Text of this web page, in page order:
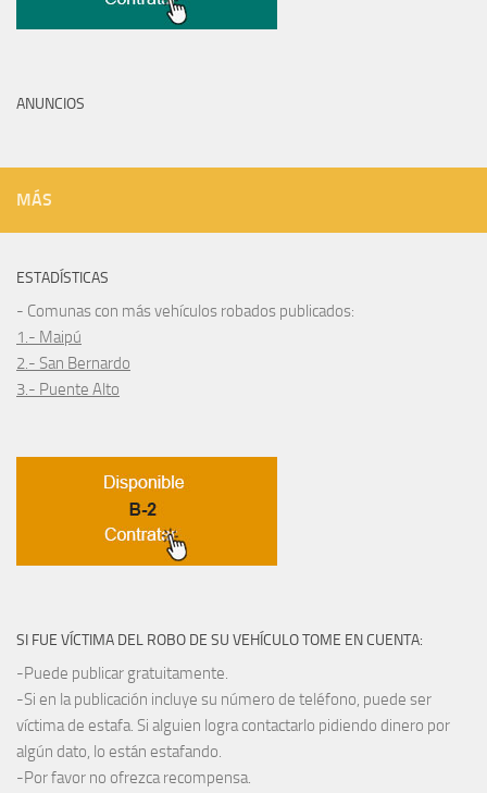
ANUNCIOS
MÁS
ESTADÍSTICAS
- Comunas con más vehículos robados publicados:
1.- Maipú
2.- San Bernardo
3.- Puente Alto
SI FUE VÍCTIMA DEL ROBO DE SU VEHÍCULO TOME EN CUENTA:
-Puede publicar gratuitamente.
-Si en la publicación incluye su número de teléfono, puede ser
víctima de estafa. Si alguien logra contactarlo pidiendo dinero por
algún dato, lo están estafando.
-Por favor no ofrezca recompensa.